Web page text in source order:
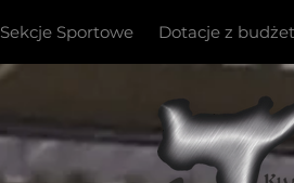
Sekcje Sportowe Dotacje z